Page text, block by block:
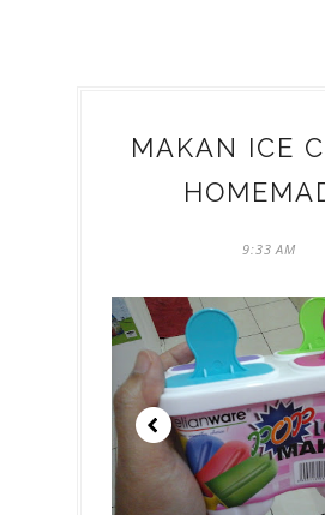
MAKAN ICE
9:33 AM